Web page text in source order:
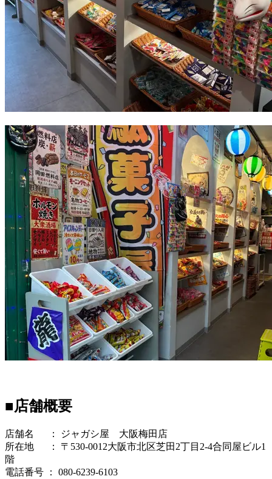
■店舗概要
店舗名 ： ジャガシ屋 大阪梅田店
所在地 ： 〒530-0012大阪市北区芝田2丁目2-4合同屋ビル1
階
電話番号 ： 080-6239-6103